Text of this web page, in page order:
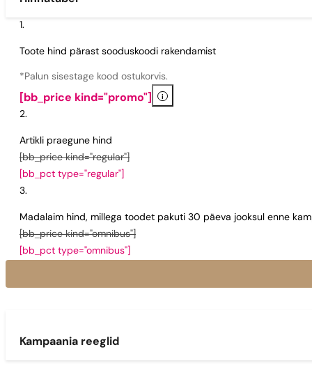
Toote hind pärast sooduskoodi rakendamist
*Palun sisestage kood ostukorvis.
[bb_price kind="promo"] i
Artikli praegune hind
[bb_price kind="regular"]
[bb_pct type="regular"]
Madalaim hind, millega toodet pakuti 30 päeva jooksul enne
[bb_price kind="omnibus"]
[bb_pct type="omnibus"]
Kampaania reeglid